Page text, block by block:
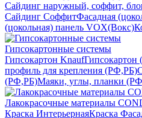
Сайдинг наружный, соффит,
Сайдинг СоффитФасадная
(цокольная) панель VOX(Вокс)
Гипсокартонные системы
Гипсокартон KnaufГипсокартон
профиль для крепления (РФ,РБ)
(РФ,РБ)Маяки, углы, планки
Лакокрасочные материалы
Краска ИнтерьернаяКраска